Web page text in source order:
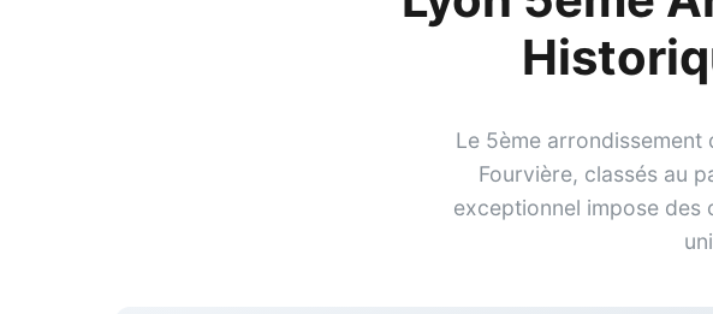
Le 5ème arrondissement
Fourvière, classés au
exceptionnel impose